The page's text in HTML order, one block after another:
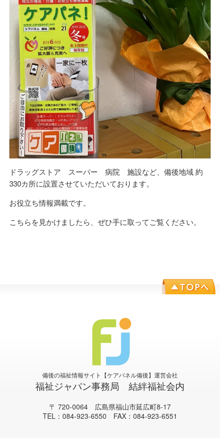
ドラッグストア スーパー 病院 施設など、備後地域 約
330カ所に設置させていただいております。
お役立ち情報満載です。
こちらを見かけましたら、ぜひ手に取ってご覧ください。
備後の福祉情報サイト【ケアパネル備後】運営会社
福祉ジャパン事務局 結絆福祉会内
〒 720-0064 広島県福山市延広町8-17
TEL：084-923-6550 FAX：084-923-6551